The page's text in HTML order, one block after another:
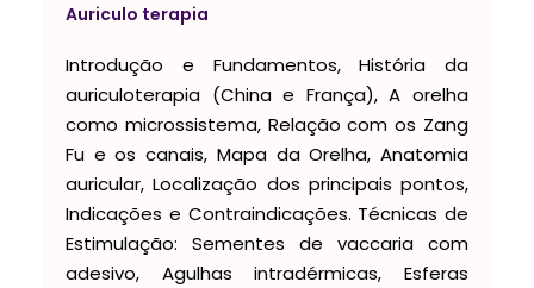
Auriculo terapia
Introdução e Fundamentos, História da
auriculoterapia (China e França), A orelha
como microssistema, Relação com os Zang
Fu e os canais, Mapa da Orelha, Anatomia
auricular, Localização dos principais pontos,
Indicações e Contraindicações. Técnicas de
Estimulação: Sementes de vaccaria com
adesivo, Agulhas intradérmicas, Esferas